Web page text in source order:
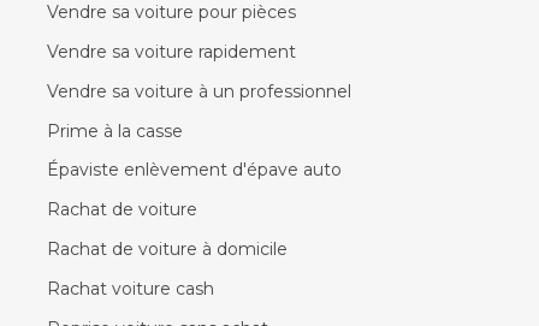
Vendre sa voiture pour pièces
Vendre sa voiture rapidement
Vendre sa voiture à un professionnel
Prime à la casse
Épaviste enlèvement d'épave auto
Rachat de voiture
Rachat de voiture à domicile
Rachat voiture cash